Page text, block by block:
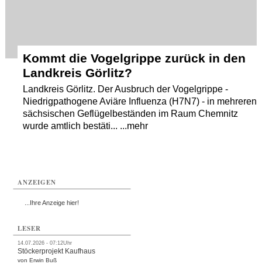
Kommt die Vogelgrippe zurück in den
Landkreis Görlitz?
Landkreis Görlitz. Der Ausbruch der Vogelgrippe -
Niedrigpathogene Aviäre Influenza (H7N7) - in mehreren
sächsischen Geflügelbeständen im Raum Chemnitz
wurde amtlich bestäti... ...mehr
ANZEIGEN
...Ihre Anzeige hier!
LESER
14.07.2026 - 07:12Uhr
Stöckerprojekt Kaufhaus
von Erwin Buß